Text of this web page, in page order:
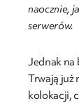
naocznie,
serwerów.
Jednak na
Trwają już
kolokacji,